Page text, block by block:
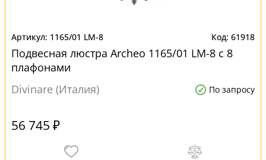
1165/01 LM-8 61918
Подвесная люстра Archeo 1165/01 LM-8 с 8
плафонами
Divinare (Италия)
По запросу
56 745 ₽